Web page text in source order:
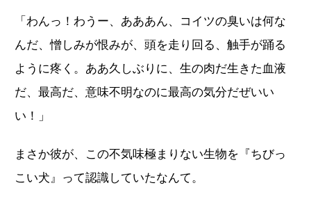
「わんっ！わうー、あああん、コイツの臭いは何な
んだ、憎しみが恨みが、頭を走り回る、触手が踊る
ように疼く。ああ久しぶりに、生の肉だ生きた血液
だ、最高だ、意味不明なのに最高の気分だぜいい
い！」
まさか彼が、この不気味極まりない生物を『ちびっ
こい犬』って認識していたなんて。